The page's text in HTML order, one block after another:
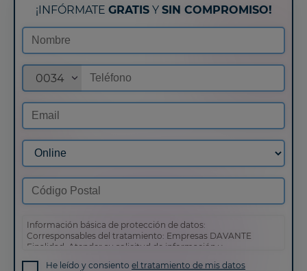
¡INFÓRMATE GRATISY SIN COMPROMISO!
0034
Información básica de protección de datos:
Corresponsables del tratamiento: Empresas DAVANTE
Finalidad: Atender su solicitud de información y
Derechos: Puede acceder, rectificar y suprimir sus datos,
He leído y consiento el tratamiento de mis datos